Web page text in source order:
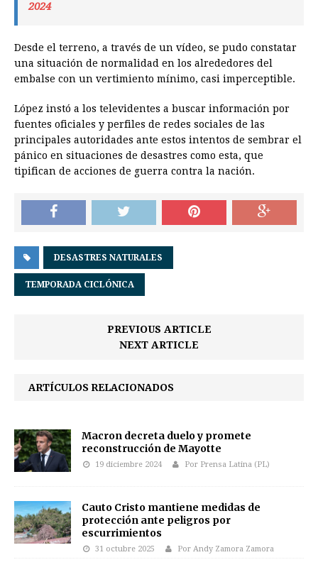
2024
Desde el terreno, a través de un vídeo, se pudo constatar
una situación de normalidad en los alrededores del
embalse con un vertimiento mínimo, casi imperceptible.
López instó a los televidentes a buscar información por
fuentes oficiales y perfiles de redes sociales de las
principales autoridades ante estos intentos de sembrar el
pánico en situaciones de desastres como esta, que
tipifican de acciones de guerra contra la nación.
DESASTRES NATURALES
TEMPORADA CICLÓNICA
PREVIOUS ARTICLE
NEXT ARTICLE
ARTÍCULOS RELACIONADOS
Macron decreta duelo y promete
reconstrucción de Mayotte
19 diciembre 2024 Por Prensa Latina (PL)
Cauto Cristo mantiene medidas de
protección ante peligros por
escurrimientos
31 octubre 2025 Por Andy Zamora Zamora